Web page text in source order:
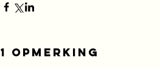
1 opmerking